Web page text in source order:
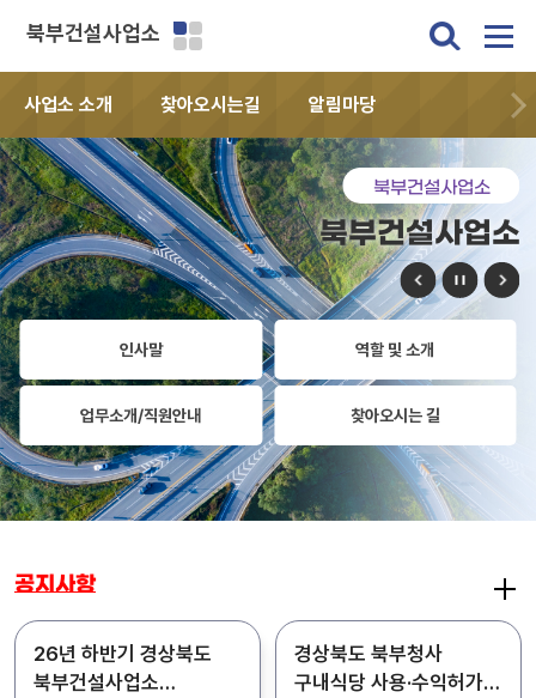
북부건설사업소
사업소 소개 찾아오시는길 알림마당
북부건설사업소
북부건설사업소
인사말 역할 및 소개
업무소개/직원안내 찾아오시는 길
공지사항
26년 하반기 경상북도
북부건설사업소
경상북도 북부청사
구내식당 사용·수익허가